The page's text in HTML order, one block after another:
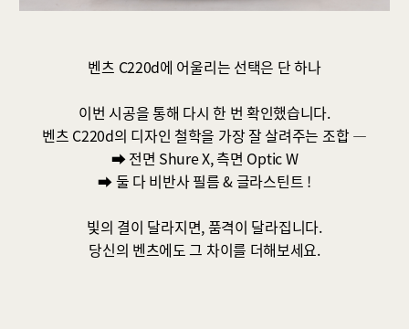
벤츠 C220d에 어울리는 선택은 단 하나
이번 시공을 통해 다시 한 번 확인했습니다.
벤츠 C220d의 디자인 철학을 가장 잘 살려주는 조합 —
➡ 전면 Shure X, 측면 Optic W
➡ 둘 다 비반사 필름 & 글라스틴트 !
빛의 결이 달라지면, 품격이 달라집니다.
당신의 벤츠에도 그 차이를 더해보세요.